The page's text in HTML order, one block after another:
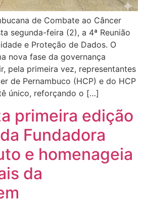
de Combate ao Câncer
segunda-feira (2), a 4ª Reunião
e Proteção de Dados. O
nova fase da governança
pela primeira vez, representantes
de Pernambuco (HCP) e do HCP
único, reforçando o […]
primeira edição
Fundadora
e homenageia
da